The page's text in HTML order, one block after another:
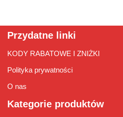
Przydatne linki
KODY RABATOWE I ZNIŻKI
Polityka prywatności
O nas
Kategorie produktów